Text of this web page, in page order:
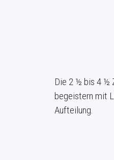
Die 2 ½ bis 4 ½
begeistern mit
Aufteilung.